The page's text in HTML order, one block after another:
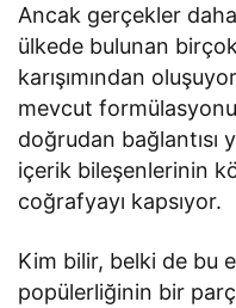
Ancak gerçekler
ülkede bulunan
karışımından
mevcut
doğrudan bağlantısı
içerik bileşenlerinin
coğrafyayı kapsıyor.
Kim bilir, belki de bu
popülerliğinin bir